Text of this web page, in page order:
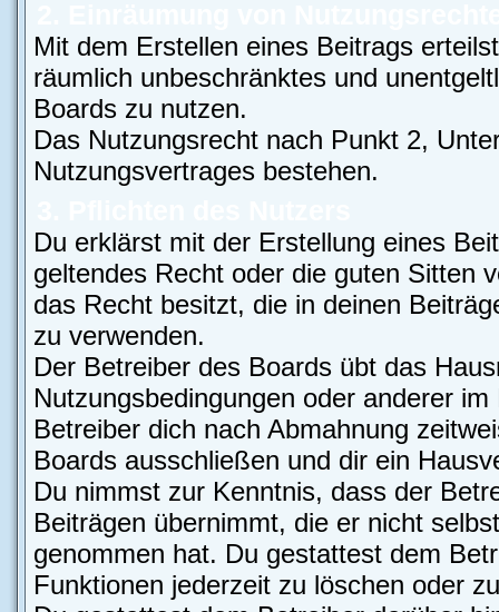
Mit dem Erstellen eines Beitrags
räumlich unbeschränktes und
Boards zu nutzen.
Das Nutzungsrecht nach Punkt 2,
Nutzungsvertrages bestehen.
Du erklärst mit der Erstellung eines
geltendes Recht oder die guten Sitten
das Recht besitzt, die in deinen
zu verwenden.
Der Betreiber des Boards übt das
Nutzungsbedingungen oder anderer
Betreiber dich nach Abmahnung
Boards ausschließen und dir ein
Du nimmst zur Kenntnis, dass der
Beiträgen übernimmt, die er nicht
genommen hat. Du gestattest dem
Funktionen jederzeit zu löschen oder